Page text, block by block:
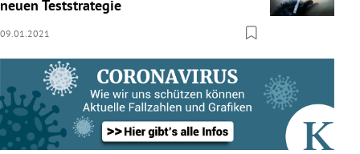
neuen Teststrategie
09.01.2021